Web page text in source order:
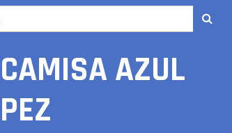
CAMISA AZUL
PEZ